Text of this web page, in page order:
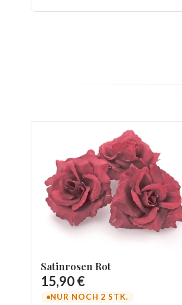
Satinrosen Rot
15,90 €
NUR NOCH 2 STK.